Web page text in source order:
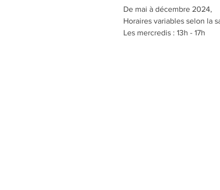
De mai à décembre 2024,
Horaires variables selon la
Les mercredis : 13h - 17h